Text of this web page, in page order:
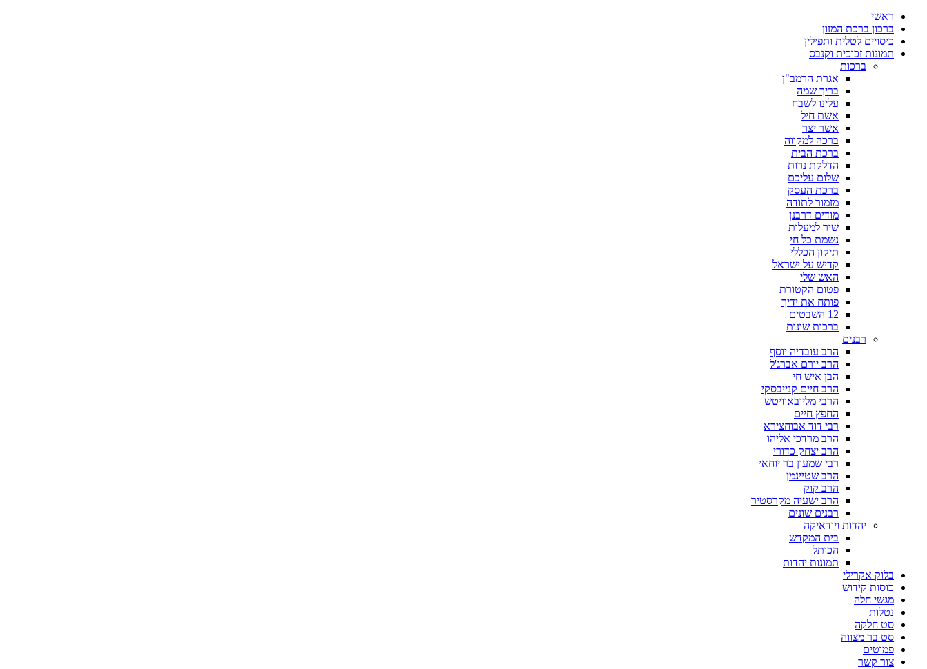
ראשי
ברכון ברכת המזון
כיסויים לטלית ותפילין
תמונות זכוכית וקנבס
ברכות
אגרת הרמב"ן
בריך שמה
עלינו לשבח
אשת חיל
אשר יצר
ברכה למקווה
ברכת הבית
הדלקת נרות
שלום עליכם
ברכת העסק
מזמור לתודה
מודים דרבנן
שיר למעלות
נשמת כל חי
תיקון הכללי
קדיש על ישראל
האש שלי
פטום הקטורת
פותח את ידיך
12 השבטים
ברכות שונות
רבנים
הרב עובדיה יוסף
הרב יורם אברג'ל
הבן איש חי
הרב חיים קנייבסקי
הרבי מליובאוויטש
החפץ חיים
רבי דוד אבוחצירא
הרב מרדכי אליהו
הרב יצחק כדורי
רבי שמעון בר יוחאי
הרב שטיינמן
הרב קוק
הרב ישעיה מקרסטיר
רבנים שונים
יהדות ויודאיקה
בית המקדש
הכותל
תמונות יהדות
בלוק אקרילי
כוסות קידוש
מגשי חלה
נטלות
סט חלקה
סט בר מצווה
פמוטים
צור קשר